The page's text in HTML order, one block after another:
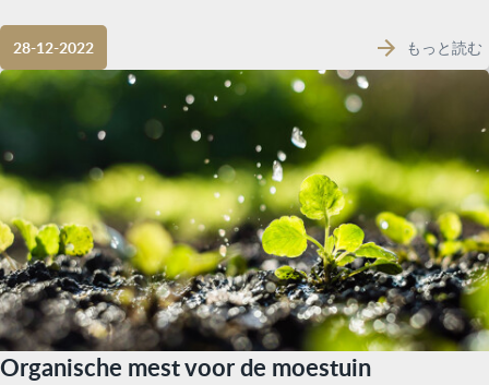
28-12-2022 もっと読む
Organische mest voor de moestuin